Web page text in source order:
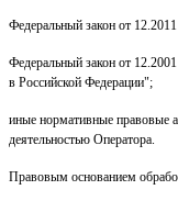
Федеральный закон от
Федеральный закон от
в Российской Федерации";
иные нормативные правовые
деятельностью Оператора.
Правовым основанием